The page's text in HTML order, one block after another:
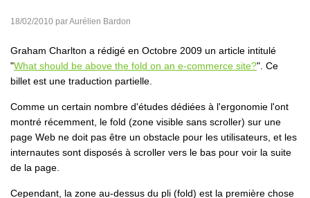
18/02/2010 par Aurélien Bardon
Graham Charlton a rédigé en Octobre 2009 un article intitulé
"What should be above the fold on an e-commerce site?". Ce
billet est une traduction partielle.
Comme un certain nombre d'études dédiées à l'ergonomie l'ont
montré récemment, le fold (zone visible sans scroller) sur une
page Web ne doit pas être un obstacle pour les utilisateurs, et les
internautes sont disposés à scroller vers le bas pour voir la suite
de la page.
Cependant, la zone au-dessus du pli (fold) est la première chose